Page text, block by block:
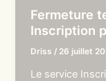
Fermeture
Inscription
Driss / 26 juillet
Le service